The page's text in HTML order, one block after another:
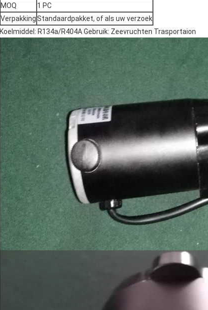
MOQ
1 PC
VerpakkingStandaardpakket, of als uw verzoek
Koelmiddel: R134a/R404A Gebruik: Zeevruchten Trasportaion